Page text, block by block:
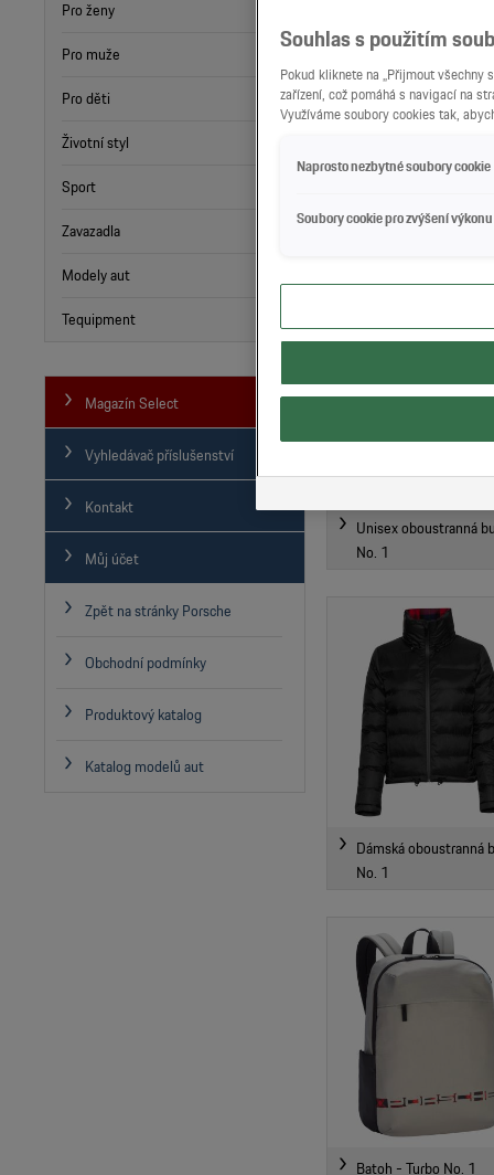
Unisex triko - Turbo
Unisex oboustranná
No. 1
Dámská oboustranná
No. 1
Batoh - Turbo No. 1
Pro ženy
Pro muže
Pro děti
Životní styl
Sport
Zavazadla
Modely aut
Tequipment
Magazín Select
Vyhledávač příslušenství
Kontakt
Můj účet
Zpět na stránky Porsche
Obchodní podmínky
Produktový katalog
Katalog modelů aut
Souhlas s použitím
Pokud kliknete na „Přijmout
zařízení, což pomáhá s navigací na
Využíváme soubory cookies tak,
Naprosto nezbytné soubory cookie
Soubory cookie pro zvýšení výkonu